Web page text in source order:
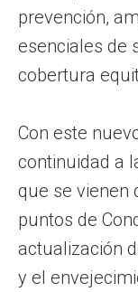
prevención,
esenciales de
cobertura
Con este
continuidad a
que se vienen
puntos de
actualización
y el